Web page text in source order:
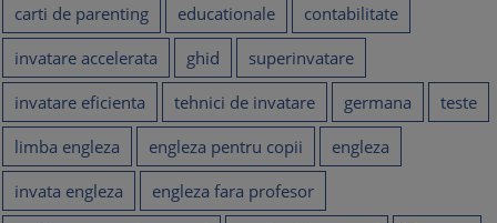
carti de parenting educationale
contabilitate
invatare accelerata
ghid
superinvatare
invatare eficienta
tehnici de invatare germana
teste
limba engleza
engleza pentru copii
engleza
invata engleza
engleza fara profesor